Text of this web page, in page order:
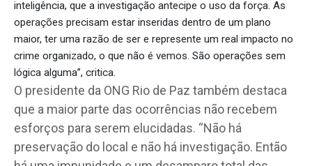
inteligência, que a investigação antecipe o uso da força. As
operações precisam estar inseridas dentro de um plano
maior, ter uma razão de ser e represente um real impacto no
crime organizado, o que não é vemos. São operações sem
lógica alguma”, critica.
O presidente da ONG Rio de Paz também destaca
que a maior parte das ocorrências não recebem
esforços para serem elucidadas. “Não há
preservação do local e não há investigação. Então